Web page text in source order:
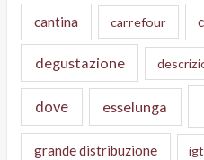
cantina carrefour
degustazione
dove esselunga
grande distribuzione igt